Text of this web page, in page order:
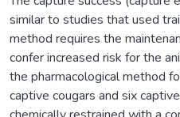
similar to studies that used
method requires the
confer increased risk for the
the pharmacological method
captive cougars and six